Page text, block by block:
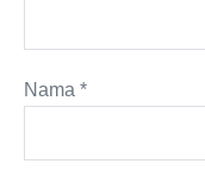
Nama *